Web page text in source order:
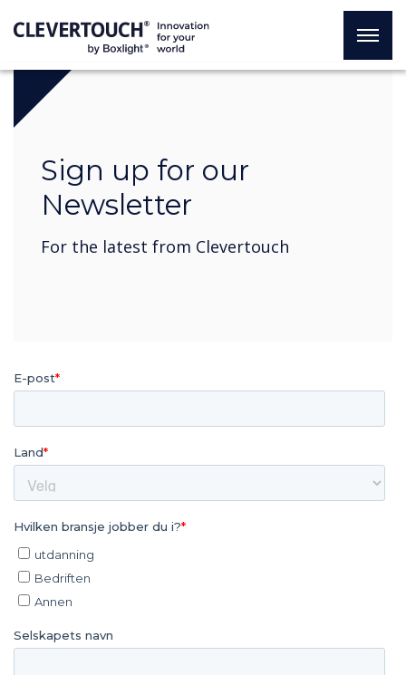
Sign up for our
Newsletter
For the latest from Clevertouch